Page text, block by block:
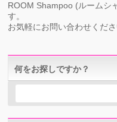
ROOM Shampoo (ルームシ
す。
お気軽にお問い合わせくださ
何をお探しですか？